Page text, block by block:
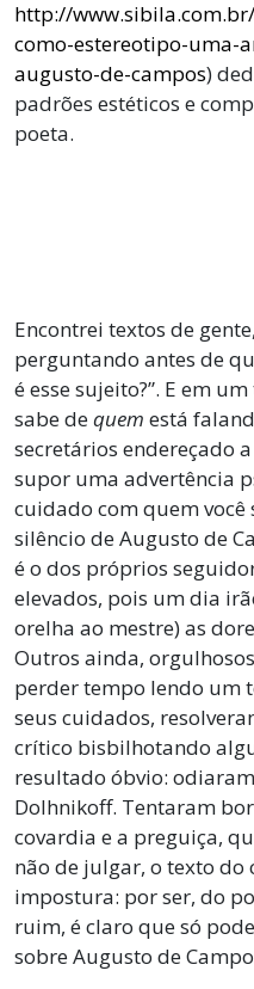
http://
como-estereotipo-uma-
augusto-de-campos)
padrões estéticos e
poeta.
Encontrei textos de
perguntando antes de
é esse sujeito?”. E em
sabe dequem está
secretários endereçado
supor uma advertência
cuidado com quem você
silêncio de Augusto de
é o dos próprios
elevados, pois um dia
orelha ao mestre) as
Outros ainda,
perder tempo lendo um
seus cuidados,
crítico bisbilhotando
resultado óbvio:
Dolhnikoff. Tentaram
covardia e a preguiça,
não de julgar, o texto
impostura: por ser, do
ruim, é claro que só
sobre Augusto de